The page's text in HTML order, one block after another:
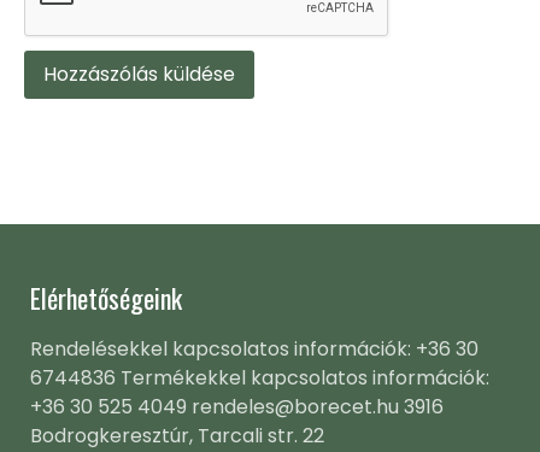
Elérhetőségeink
Rendelésekkel kapcsolatos információk: +36 30
6744836 Termékekkel kapcsolatos információk:
+36 30 525 4049 rendeles@borecet.hu 3916
Bodrogkeresztúr, Tarcali str. 22